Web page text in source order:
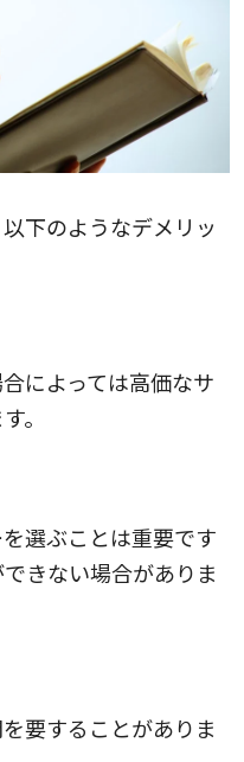
下のようなデメリッ
によっては高価なサ
。
選ぶことは重要です
きない場合がありま
要することがありま